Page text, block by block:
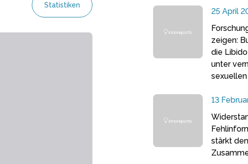
Statistiken
25 April
zeigen:
die
unter
13
stärkt